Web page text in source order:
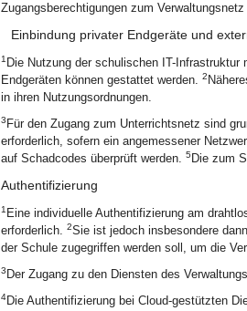
Zugangsberechtigungen zum
Einbindung privater Endgeräte und
1 Die Nutzung der schulischen IT-
Endgeräten können gestattet werden. 2
in ihren Nutzungsordnungen.
3 Für den Zugang zum Unterrichtsnetz sind
erforderlich, sofern ein angemessener
auf Schadcodes überprüft werden. 5 Die zum
Authentifizierung
1 Eine individuelle Authentifizierung am
erforderlich. 2Sie ist jedoch insbesondere
der Schule zugegriffen werden soll, um die
3 Der Zugang zu den Diensten des
4Die Authentifizierung bei Cloud-gestützten